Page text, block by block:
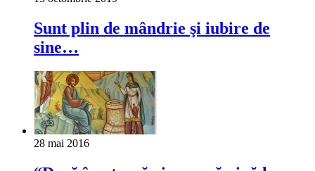
Sunt plin de mândrie şi iubire de
sine…
28 mai 2016